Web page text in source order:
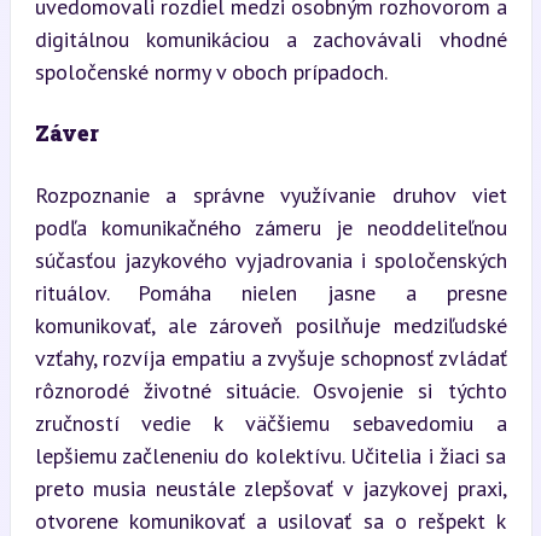
uvedomovali rozdiel medzi osobným rozhovorom a
digitálnou komunikáciou a zachovávali vhodné
spoločenské normy v oboch prípadoch.
Záver
Rozpoznanie a správne využívanie druhov viet
podľa komunikačného zámeru je neoddeliteľnou
súčasťou jazykového vyjadrovania i spoločenských
rituálov. Pomáha nielen jasne a presne
komunikovať, ale zároveň posilňuje medziľudské
vzťahy, rozvíja empatiu a zvyšuje schopnosť zvládať
rôznorodé životné situácie. Osvojenie si týchto
zručností vedie k väčšiemu sebavedomiu a
lepšiemu začleneniu do kolektívu. Učitelia i žiaci sa
preto musia neustále zlepšovať v jazykovej praxi,
otvorene komunikovať a usilovať sa o rešpekt k